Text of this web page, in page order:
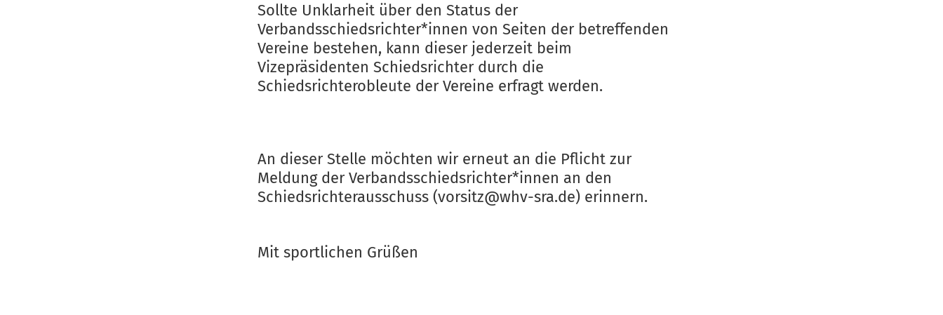
Sollte Unklarheit über den Status der
Verbandsschiedsrichter*innen von Seiten der betreffenden
Vereine bestehen, kann dieser jederzeit beim
Vizepräsidenten Schiedsrichter durch die
Schiedsrichterobleute der Vereine erfragt werden.
An dieser Stelle möchten wir erneut an die Pflicht zur
Meldung der Verbandsschiedsrichter*innen an den
Schiedsrichterausschuss (vorsitz@whv-sra.de) erinnern.
Mit sportlichen Grüßen